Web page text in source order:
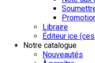
Libraire
Éditeur·ice
Notre catalogue
Nouveautés